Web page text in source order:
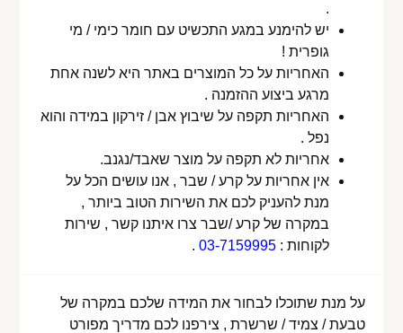
.
יש להימנע במגע התכשיט עם חומר כימי / מי
גופרית !
האחריות על כל המוצרים באתר היא לשנה אחת
מרגע ביצוע ההזמנה .
האחריות תקפה על שיבוץ אבן / זירקון במידה והוא
נפל .
אחריות לא תקפה על מוצר שאבד/נגנב.
אין אחריות על קרע / שבר , אנו עושים הכל על
מנת להעניק לכם את השירות הטוב ביותר ,
במקרה של קרע /שבר צרו איתנו קשר , שירות
לקוחות :03-7159995
.
על מנת שתוכלו לבחור את המידה שלכם במקרה של
טבעת / צמיד / שרשרת , צירפנו לכם מדריך מפורט